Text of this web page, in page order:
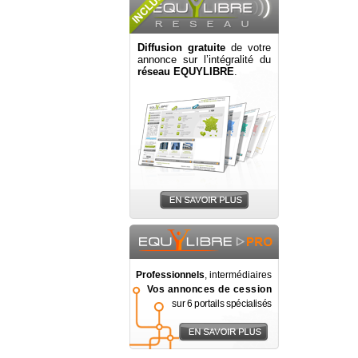
Diffusion gratuite de votre
annonce sur l’intégralité du
réseau EQUYLIBRE.
Professionnels, intermédiaires
Vos annonces de cession
sur 6 portails spécialisés